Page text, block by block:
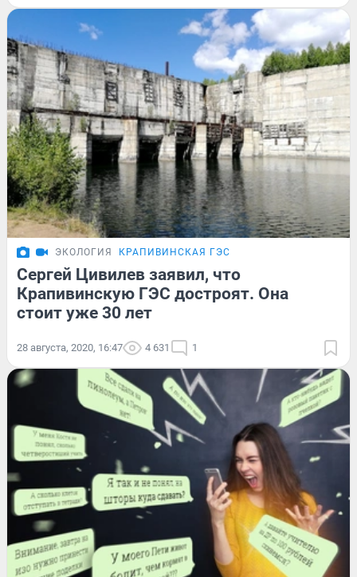
ЭКОЛОГИЯ КРАПИВИНСКАЯ ГЭС
Сергей Цивилев заявил, что
Крапивинскую ГЭС достроят. Она
стоит уже 30 лет
28 августа, 2020, 16:47 4 631 1